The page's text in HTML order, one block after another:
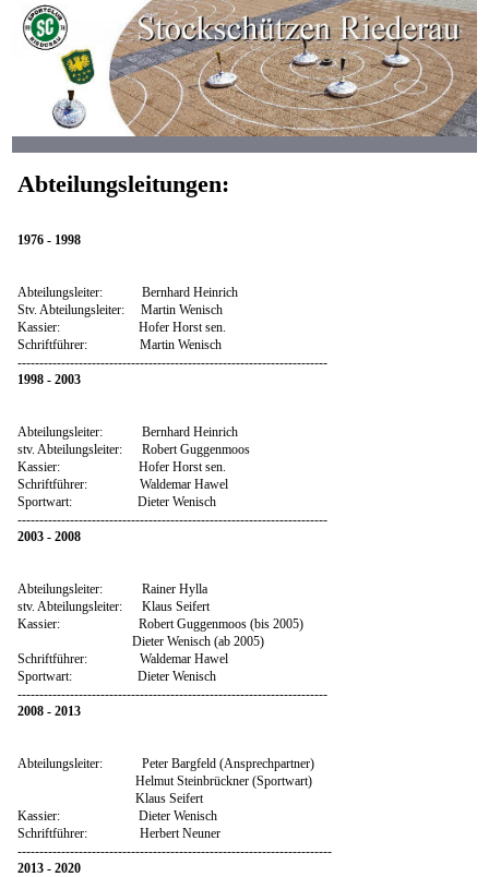
Abteilungsleitungen:
1976 - 1998
Abteilungsleiter: Bernhard Heinrich
Stv. Abteilungsleiter: Martin Wenisch
Kassier: Hofer Horst sen.
Schriftführer: Martin Wenisch
-----------------------------------------------------------------------
1998 - 2003
Abteilungsleiter: Bernhard Heinrich
stv. Abteilungsleiter: Robert Guggenmoos
Kassier: Hofer Horst sen.
Schriftführer: Waldemar Hawel
Sportwart: Dieter Wenisch
-----------------------------------------------------------------------
2003 - 2008
Abteilungsleiter: Rainer Hylla
stv. Abteilungsleiter: Klaus Seifert
Kassier: Robert Guggenmoos (bis 2005)
Dieter Wenisch (ab 2005)
Schriftführer: Waldemar Hawel
Sportwart: Dieter Wenisch
-----------------------------------------------------------------------
2008 - 2013
Abteilungsleiter: Peter Bargfeld (Ansprechpartner)
Helmut Steinbrückner (Sportwart)
Klaus Seifert
Kassier: Dieter Wenisch
Schriftführer: Herbert Neuner
------------------------------------------------------------------------
2013 - 2020